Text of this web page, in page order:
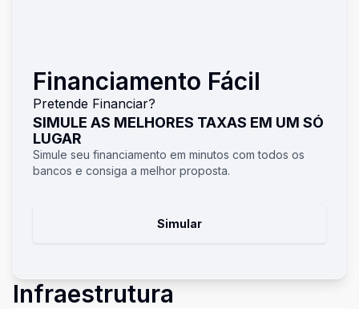
Financiamento Fácil
Pretende Financiar?
SIMULE AS MELHORES TAXAS EM UM SÓ
LUGAR
Simule seu financiamento em minutos com todos os
bancos e consiga a melhor proposta.
Simular
Infraestrutura